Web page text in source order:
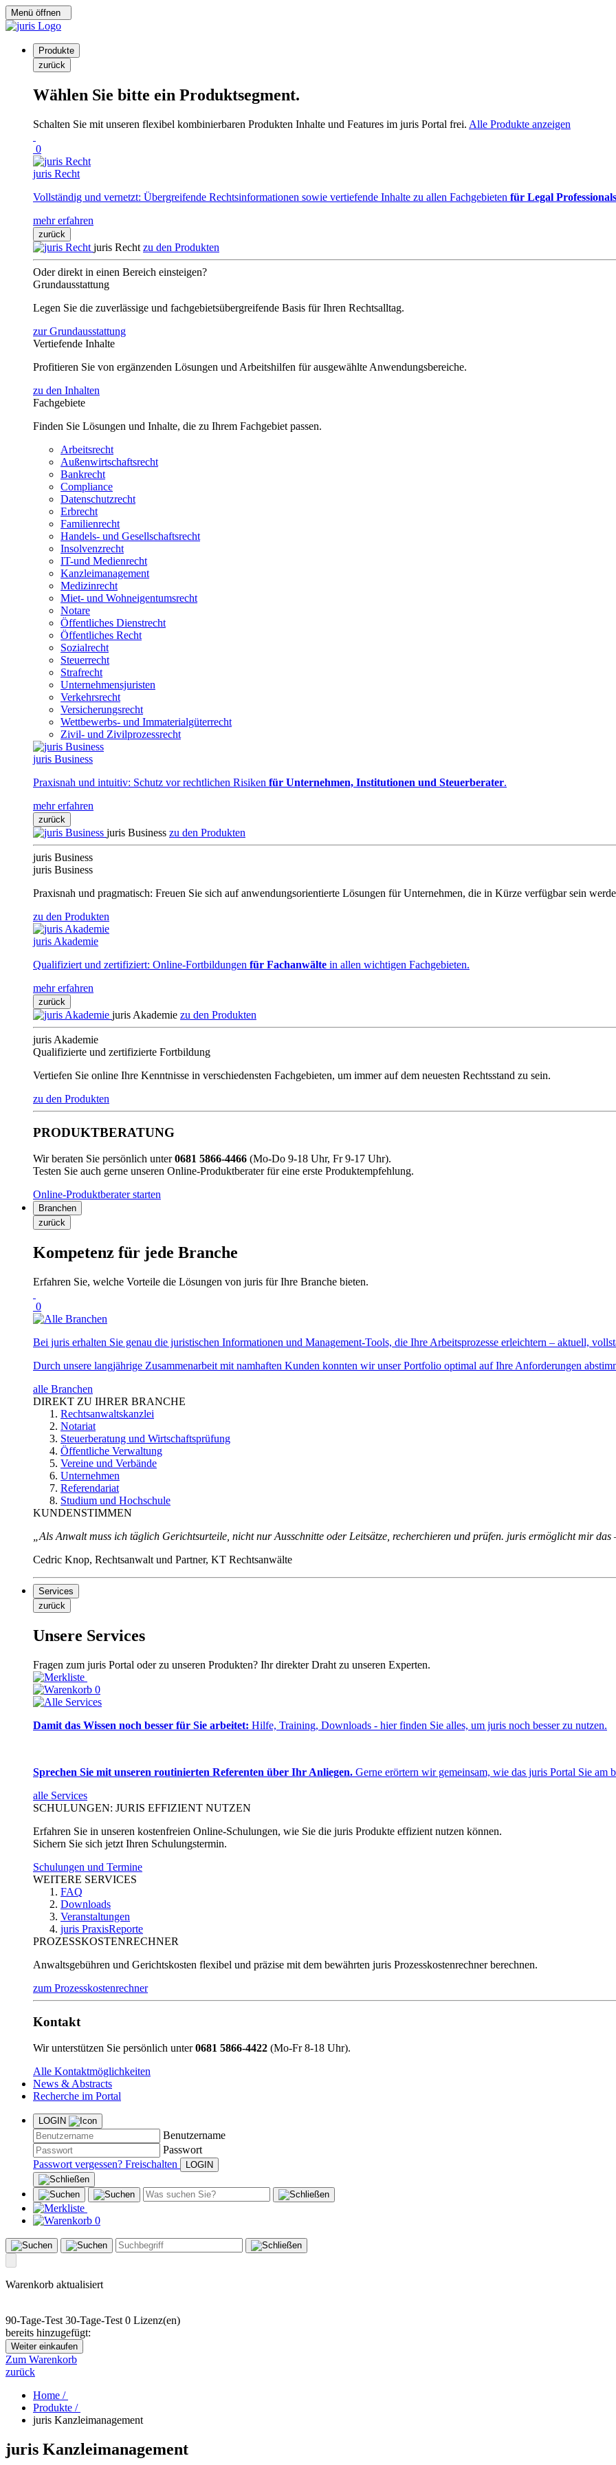
Menü öffnen
Produkte
zurück
Wählen Sie bitte ein Produktsegment.
Schalten Sie mit unseren flexibel kombinierbaren Produkten Inhalte und Features im juris Portal frei. Alle Produkte anzeigen
0
juris Recht
Vollständig und vernetzt: Übergreifende Rechtsinformationen sowie vertiefende Inhalte zu allen Fachgebieten für Legal Professionals
mehr erfahren
zurück
juris Recht zu den Produkten
Oder direkt in einen Bereich einsteigen?
Grundausstattung
Legen Sie die zuverlässige und fachgebietsübergreifende Basis für Ihren Rechtsalltag.
zur Grundausstattung
Vertiefende Inhalte
Profitieren Sie von ergänzenden Lösungen und Arbeitshilfen für ausgewählte Anwendungsbereiche.
zu den Inhalten
Fachgebiete
Finden Sie Lösungen und Inhalte, die zu Ihrem Fachgebiet passen.
Arbeitsrecht
Außenwirtschaftsrecht
Bankrecht
Compliance
Datenschutzrecht
Erbrecht
Familienrecht
Handels- und Gesellschaftsrecht
Insolvenzrecht
IT-und Medienrecht
Kanzleimanagement
Medizinrecht
Miet- und Wohneigentumsrecht
Notare
Öffentliches Dienstrecht
Öffentliches Recht
Sozialrecht
Steuerrecht
Strafrecht
Unternehmensjuristen
Verkehrsrecht
Versicherungsrecht
Wettbewerbs- und Immaterialgüterrecht
Zivil- und Zivilprozessrecht
juris Business
Praxisnah und intuitiv: Schutz vor rechtlichen Risiken für Unternehmen, Institutionen und Steuerberater.
mehr erfahren
zurück
juris Business zu den Produkten
juris Business
juris Business
Praxisnah und pragmatisch: Freuen Sie sich auf anwendungsorientierte Lösungen für Unternehmen, die in Kürze verfügbar sein
zu den Produkten
juris Akademie
Qualifiziert und zertifiziert: Online-Fortbildungen für Fachanwälte in allen wichtigen Fachgebieten.
mehr erfahren
zurück
juris Akademie zu den Produkten
juris Akademie
Qualifizierte und zertifizierte Fortbildung
Vertiefen Sie online Ihre Kenntnisse in verschiedensten Fachgebieten, um immer auf dem neuesten Rechtsstand zu sein.
zu den Produkten
PRODUKTBERATUNG
Wir beraten Sie persönlich unter0681 5866-4466 (Mo-Do 9-18 Uhr, Fr 9-17 Uhr).
Testen Sie auch gerne unseren Online-Produktberater für eine erste Produktempfehlung.
Online-Produktberater starten
Branchen
zurück
Kompetenz für jede Branche
Erfahren Sie, welche Vorteile die Lösungen von juris für Ihre Branche bieten.
0
Bei juris erhalten Sie genau die juristischen Informationen und Management-Tools, die Ihre Arbeitsprozesse erleichtern – aktuell,
Durch unsere langjährige Zusammenarbeit mit namhaften Kunden konnten wir unser Portfolio optimal auf Ihre Anforderungen
alle Branchen
DIREKT ZU IHRER BRANCHE
Rechtsanwaltskanzlei
Notariat
Steuerberatung und Wirtschaftsprüfung
Öffentliche Verwaltung
Vereine und Verbände
Unternehmen
Referendariat
Studium und Hochschule
KUNDENSTIMMEN
„Als Anwalt muss ich täglich Gerichtsurteile, nicht nur Ausschnitte oder Leitsätze, recherchieren und prüfen. juris ermöglicht mir
Cedric Knop, Rechtsanwalt und Partner, KT Rechtsanwälte
Services
zurück
Unsere Services
Fragen zum juris Portal oder zu unseren Produkten? Ihr direkter Draht zu unseren Experten.
0
Damit das Wissen noch besser für Sie arbeitet: Hilfe, Training, Downloads - hier finden Sie alles, um juris noch besser zu nutzen.
Sprechen Sie mit unseren routinierten Referenten über Ihr Anliegen. Gerne erörtern wir gemeinsam, wie das juris Portal Sie am
alle Services
SCHULUNGEN: JURIS EFFIZIENT NUTZEN
Erfahren Sie in unseren kostenfreien Online-Schulungen, wie Sie die juris Produkte effizient nutzen können.
Sichern Sie sich jetzt Ihren Schulungstermin.
Schulungen und Termine
WEITERE SERVICES
FAQ
Downloads
Veranstaltungen
juris PraxisReporte
PROZESSKOSTENRECHNER
Anwaltsgebühren und Gerichtskosten flexibel und präzise mit dem bewährten juris Prozesskostenrechner berechnen.
zum Prozesskostenrechner
Kontakt
Wir unterstützen Sie persönlich unter0681 5866-4422 (Mo-Fr 8-18 Uhr).
Alle Kontaktmöglichkeiten
News & Abstracts
Recherche im Portal
LOGIN
Benutzername
Passwort
Passwort vergessen? Freischalten
0
Warenkorb aktualisiert
90-Tage-Test 30-Tage-Test 0 Lizenz(en)
bereits hinzugefügt:
Weiter einkaufen
Zum Warenkorb
zurück
Home /
Produkte /
juris Kanzleimanagement
juris Kanzleimanagement